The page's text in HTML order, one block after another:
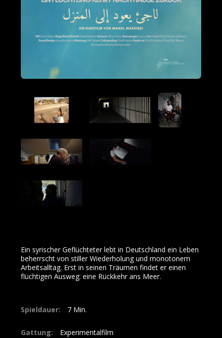
Ein syrischer Geflüchteter lebt in Deutschland ein Leben
beherrscht von stiller Wiederholung und monotonem
Arbeitsalltag. Erst in seinen Träumen findet er einen
flüchtigen Ausweg: eine Rückkehr ans Meer.
Spieldauer: 7
Gattung: Experimentalfilm